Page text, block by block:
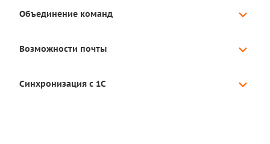
Объединение команд
Возможности почты
Синхронизация с 1С